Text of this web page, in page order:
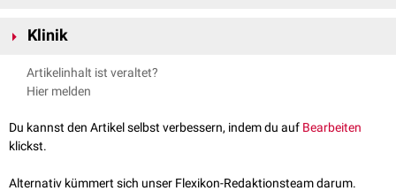
Verteidigung dienen. Dabei entstehen typische
Gewaltdelikten haben. Unter den Fingernägeln lässt sich auch
Fasermaterial oder Hautgewebe nachweisen.
eigenenHaut. Das Kratzen dient hier dem Setzen eines überschwelligen
Berührungsreizes, der den unterschwelligen Juckreiz überlagert.
Klinik
Das Kratzen wird im Rahmen der
Geräuschen genutzt.
Artikelinhalt ist veraltet?
Hier melden
Du kannst den Artikel selbst verbessern, indem du auf Bearbeiten
klickst.
Alternativ kümmert sich unser Flexikon-Redaktionsteam darum.